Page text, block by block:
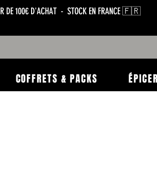
DE 100€ D'ACHAT - STOCK EN FRANCE 🇫🇷
COFFRETS & PACKS